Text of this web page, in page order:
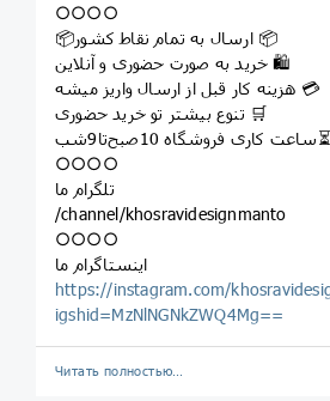
○○○○
📦ارسال به تمام نقاط کشور 📦
خرید به صورت حضوری و آنلاین 🛍
هزینه کار قبل از ارسال واریز میشه 💳
تنوع بیشتر تو خرید حضوری 🛒
ساعت کاری فروشگاه 10صبح‌تا9شب⏳
○○○○
تلگرام ما
/channel/khosravidesignmanto
○○○○
اینستاگرام ما
https://instagram.com/
igshid=MzNlNGNkZWQ4Mg==
Читать полностью…